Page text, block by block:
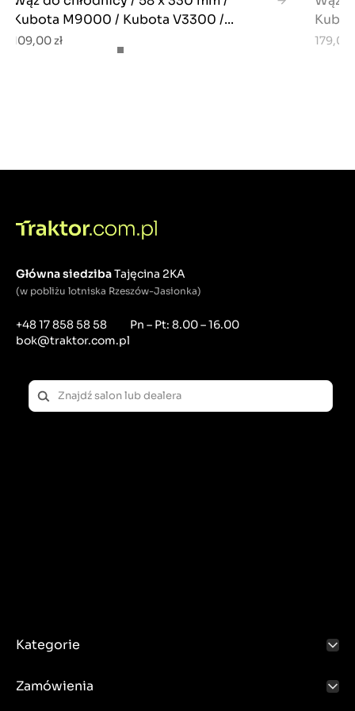
Kubota M9000 / Kubota V3300 /...
109,00 zł 179,00
Główna siedzibaTajęcina 2KA
(w pobliżu lotniska Rzeszów-Jasionka)
+48 17 858 58 58
bok@traktor.com.pl
Pn – Pt: 8.00 – 16.00
Kategorie
Zamówienia